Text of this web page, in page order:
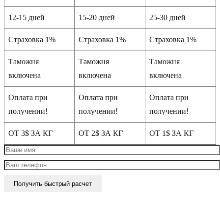
12-15 дней 15-20 дней 25-30 дней
Страховка 1% Страховка 1% Страховка 1%
Таможня
включена
Таможня
включена
Таможня
включена
Оплата при
получении!
Оплата при
получении!
Оплата при
получении!
ОТ 3$ ЗА КГ ОТ 2$ ЗА КГ ОТ 1$ ЗА КГ